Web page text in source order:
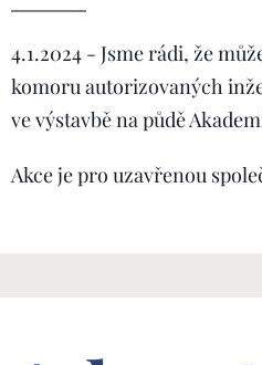
4.1.2024 - Jsme rádi, že
komoru autorizovaných
ve výstavbě na půdě
Akce je pro uzavřenou